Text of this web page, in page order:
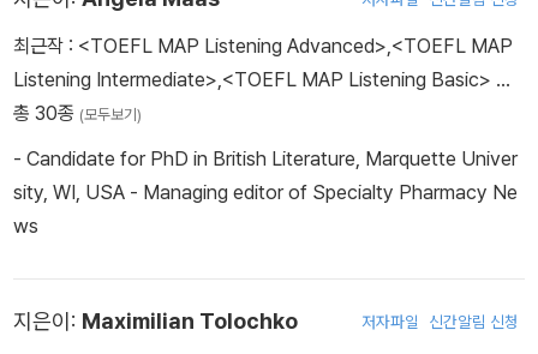
최근작 : <TOEFL MAP Listening Advanced> <TOEFL MAP
Listening Intermediate> <TOEFL MAP Listening Basic> …
총 30종 (모두보기)
- Candidate for PhD in British Literature, Marquette Univer
sity, WI, USA - Managing editor of Specialty Pharmacy Ne
ws
지은이: Maximilian Tolochko 저자파일 신간알림 신청